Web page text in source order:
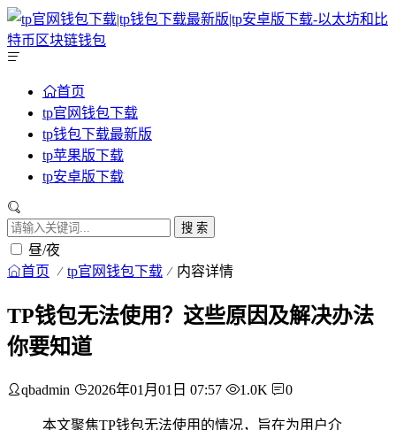
首页
tp官网钱包下载
tp钱包下载最新版
tp苹果版下载
tp安卓版下载
搜 索
昼/夜
首页 tp官网钱包下载 内容详情
TP钱包无法使用？这些原因及解决办法
你要知道
qbadmin 2026年01月01日 07:57 1.0K 0
本文聚焦TP钱包无法使用的情况，旨在为用户介